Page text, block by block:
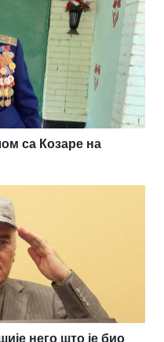
са Козаре на
него што је био